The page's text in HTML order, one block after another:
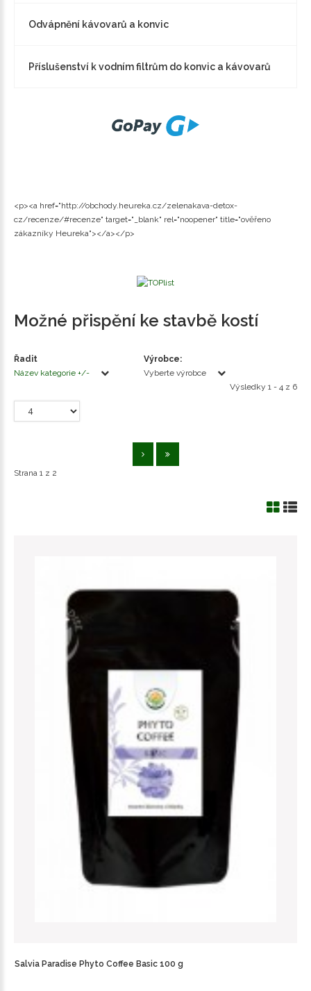
Odvápnění kávovarů a konvic
Příslušenství k vodním filtrům do konvic a kávovarů
<p><a href="http://obchody.heureka.cz/zelenakava-detox-
cz/recenze/#recenze" target="_blank" rel="noopener" title="ověřeno
zákazníky Heureka"></a></p>
Možné přispění ke stavbě kostí
Řadit
Název kategorie +/-
Výrobce:
Vyberte výrobce
Výsledky 1 - 4 z 6
Strana 1 z 2
Salvia Paradise Phyto Coffee Basic 100 g